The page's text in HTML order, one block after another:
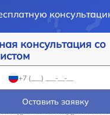
консультация со
Оставить заявку